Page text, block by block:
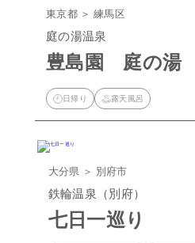
東京都 ＞ 練馬区
庭の湯温泉
豊島園 庭の湯
日帰り 露天風呂
大分県 ＞ 別府市
鉄輪温泉（別府）
七日一巡り